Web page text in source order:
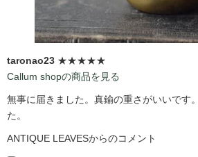
taronao23 ★★★★★
Callum shopの商品を見る
無事に届きました。真鍮の重さがいいです
た。
ANTIQUE LEAVESからのコメント